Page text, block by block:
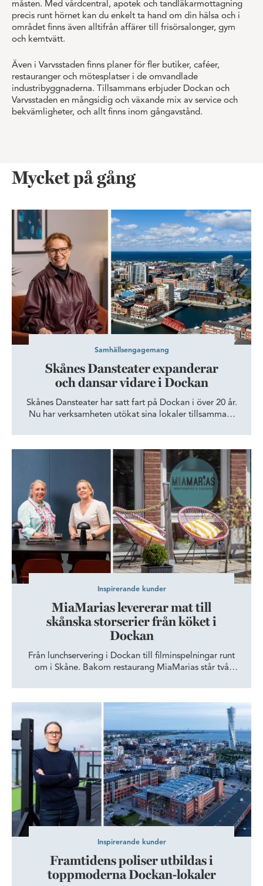
måsten. Med vårdcentral, apotek och tandläkarmottagning
precis runt hörnet kan du enkelt ta hand om din hälsa och i
området finns även alltifrån affärer till frisörsalonger, gym
och kemtvätt.
Även i Varvsstaden finns planer för fler butiker, caféer,
restauranger och mötesplatser i de omvandlade
industribyggnaderna. Tillsammans erbjuder Dockan och
Varvsstaden en mångsidig och växande mix av service och
bekvämligheter, och allt finns inom gångavstånd.
Mycket på gång
Skånes Dansteater expanderar och dansar vidare i Dockan
Samhällsengagemang
Skånes Dansteater expanderar
och dansar vidare i Dockan
Skånes Dansteater har satt fart på Dockan i över 20 år.
Nu har verksamheten utökat sina lokaler tillsammans
tillgång till Öresundsregionens epicentrum för dans.
MiaMarias levererar mat till skånska storserier från köket i
Inspirerande kunder
MiaMarias levererar mat till
skånska storserier från köket i
Dockan
Från lunchservering i Dockan till filminspelningar runt
om i Skåne. Bakom restaurang MiaMarias står två
företagsevent och skånska storserier – alltid med
samma fokus på mat lagad från grunden.
Framtidens poliser utbildas i toppmoderna Dockan-lokaler
Inspirerande kunder
Framtidens poliser utbildas i
toppmoderna Dockan-lokaler